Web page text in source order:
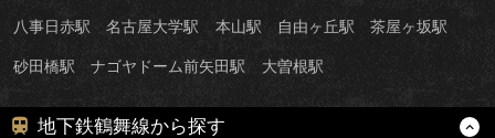
八事日赤駅 名古屋大学駅 本山駅 自由ヶ丘駅 茶屋ヶ坂駅
砂田橋駅 ナゴヤドーム前矢田駅 大曽根駅
地下鉄鶴舞線から探す